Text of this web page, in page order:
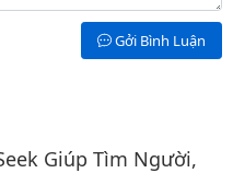
Gởi Bình Luận
Giúp Tìm Người,